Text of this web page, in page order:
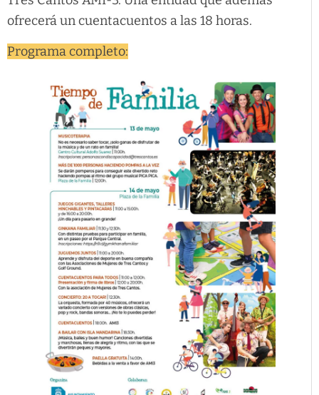
ofrecerá un cuentacuentos a las 18 horas.
Programa completo: